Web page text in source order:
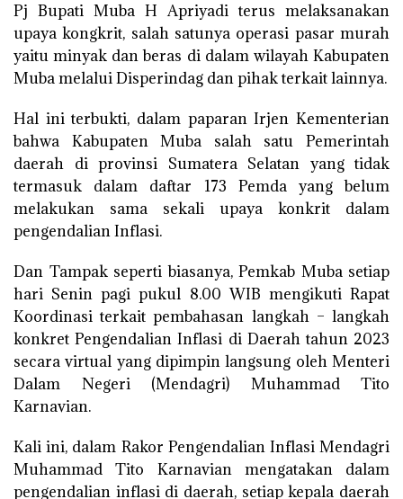
Pj Bupati Muba H Apriyadi terus melaksanakan
upaya kongkrit, salah satunya operasi pasar murah
yaitu minyak dan beras di dalam wilayah Kabupaten
Muba melalui Disperindag dan pihak terkait lainnya.
Hal ini terbukti, dalam paparan Irjen Kementerian
bahwa Kabupaten Muba salah satu Pemerintah
daerah di provinsi Sumatera Selatan yang tidak
termasuk dalam daftar 173 Pemda yang belum
melakukan sama sekali upaya konkrit dalam
pengendalian Inflasi.
Dan Tampak seperti biasanya, Pemkab Muba setiap
hari Senin pagi pukul 8.00 WIB mengikuti Rapat
Koordinasi terkait pembahasan langkah – langkah
konkret Pengendalian Inflasi di Daerah tahun 2023
secara virtual yang dipimpin langsung oleh Menteri
Dalam Negeri (Mendagri) Muhammad Tito
Karnavian.
Kali ini, dalam Rakor Pengendalian Inflasi Mendagri
Muhammad Tito Karnavian mengatakan dalam
pengendalian inflasi di daerah, setiap kepala daerah